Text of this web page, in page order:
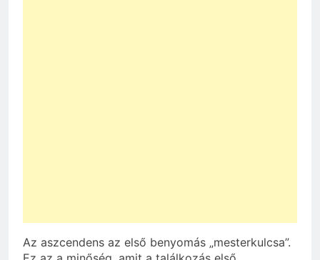
Az aszcendens az első benyomás „mesterkulcsa”.